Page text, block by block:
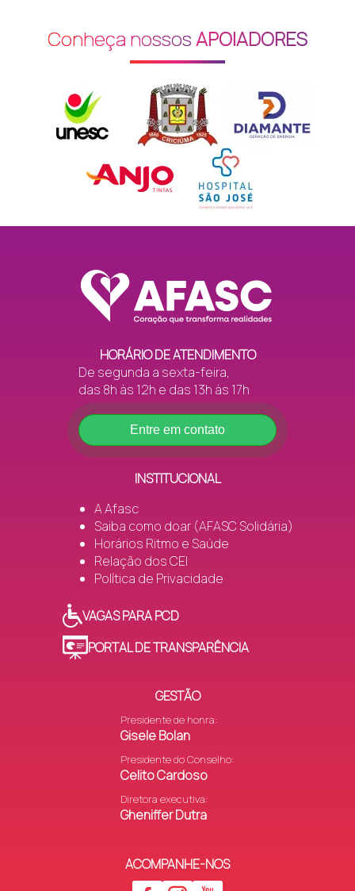
Conheça nossosAPOIADORES
HORÁRIO DE ATENDIMENTO
De segunda a sexta-feira,
das 8h às 12h e das 13h às 17h
Entre em contato
INSTITUCIONAL
A Afasc
Saiba como doar (AFASC Solidária)
Horários Ritmo e Saúde
Relação dos CEI
Política de Privacidade
VAGAS PARA PCD
PORTAL DE TRANSPARÊNCIA
GESTÃO
Presidente de honra:
Gisele Bolan
Presidente do Conselho:
Celito Cardoso
Diretora executiva:
Gheniffer Dutra
ACOMPANHE-NOS